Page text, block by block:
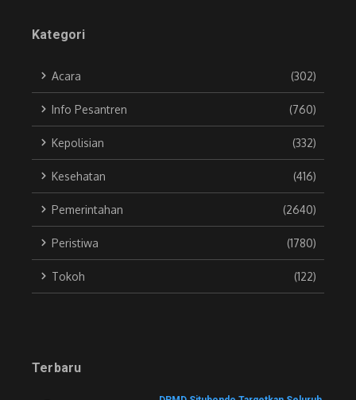
Kategori
Acara (302)
Info Pesantren (760)
Kepolisian (332)
Kesehatan (416)
Pemerintahan (2640)
Peristiwa (1780)
Tokoh (122)
Terbaru